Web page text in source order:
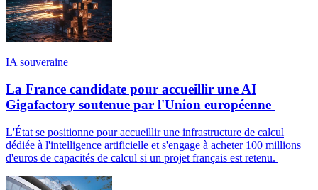
IA souveraine
La France candidate pour accueillir une AI
Gigafactory soutenue par l'Union européenne
L'État se positionne pour accueillir une infrastructure de calcul
dédiée à l'intelligence artificielle et s'engage à acheter 100 millions
d'euros de capacités de calcul si un projet français est retenu.